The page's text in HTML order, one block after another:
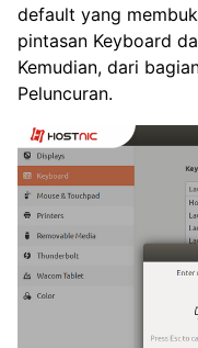
default yang
pintasan Keyboard
Kemudian, dari
Peluncuran.